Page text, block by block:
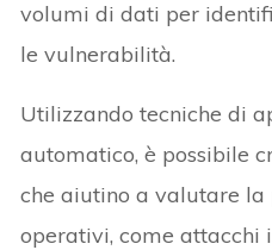
volumi di dati per
le vulnerabilità.
Utilizzando tecniche di
automatico, è possibile
che aiutino a valutare
operativi, come attacchi